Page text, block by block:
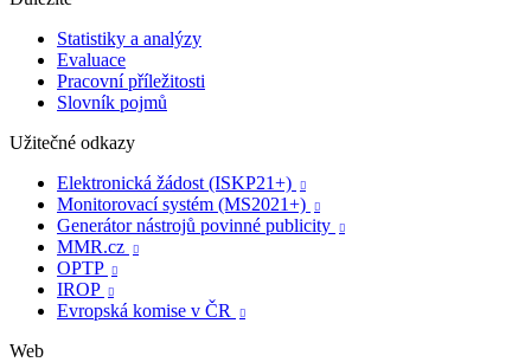
Statistiky a analýzy
Evaluace
Pracovní příležitosti
Slovník pojmů
Užitečné odkazy
Elektronická žádost (ISKP21+)

Monitorovací systém (MS2021+) 
Generátor nástrojů povinné publicity 
MMR.cz 
OPTP 
IROP 
Evropská komise v ČR 
Web